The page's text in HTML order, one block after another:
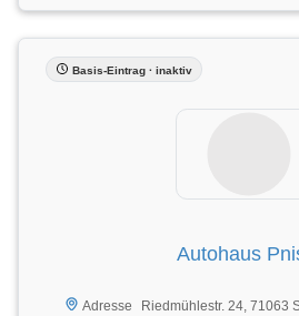
Basis-Eintrag · inaktiv
Autohaus
Adresse
Riedmühlestr. 24, 71063